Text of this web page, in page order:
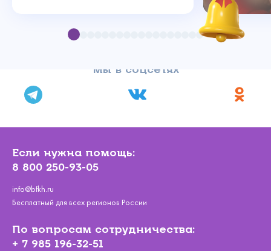
Мы в соцсетях
Если нужна помощь:
8 800 250-93-05
info@bfkh.ru
Бесплатный для всех регионов России
По вопросам сотрудничества:
+ 7 985 196-32-51